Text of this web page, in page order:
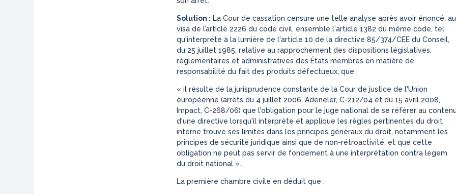
Solution : La Cour de cassation censure une telle analyse après avoir énoncé, au
visa de l’article 2226 du code civil, ensemble l'article 1382 du même code, tel
qu'interprété à la lumière de l'article 10 de la directive 85/374/CEE du Conseil,
du 25 juillet 1985, relative au rapprochement des dispositions législatives,
réglementaires et administratives des États membres en matière de
responsabilité du fait des produits défectueux, que :
« il résulte de la jurisprudence constante de la Cour de justice de l'Union
européenne (arrêts du 4 juillet 2006, Adeneler, C-212/04 et du 15 avril 2008,
Impact, C-268/06) que l'obligation pour le juge national de se référer au
d'une directive lorsqu'il interprète et applique les règles pertinentes du droit
interne trouve ses limites dans les principes généraux du droit, notamment les
principes de sécurité juridique ainsi que de non-rétroactivité, et que cette
obligation ne peut pas servir de fondement à une interprétation contra legem
du droit national ».
La première chambre civile en déduit que :